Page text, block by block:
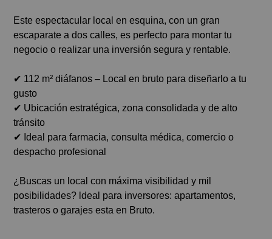
Este espectacular local en esquina, con un gran
escaparate a dos calles, es perfecto para montar tu
negocio o realizar una inversión segura y rentable.
✔ 112 m² diáfanos – Local en bruto para diseñarlo a tu
gusto
✔ Ubicación estratégica, zona consolidada y de alto
tránsito
✔ Ideal para farmacia, consulta médica, comercio o
despacho profesional
¿Buscas un local con máxima visibilidad y mil
posibilidades? ldeal para inversores: apartamentos,
trasteros o garajes esta en Bruto.